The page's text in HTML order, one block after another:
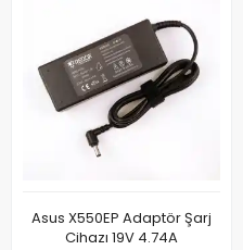
Asus X550EP Adaptör Şarj
Cihazı 19V 4.74A